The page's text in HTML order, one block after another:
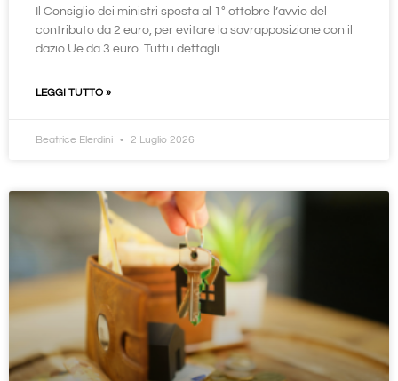
Il Consiglio dei ministri sposta al 1° ottobre l’avvio del
contributo da 2 euro, per evitare la sovrapposizione con il
dazio Ue da 3 euro. Tutti i dettagli.
LEGGI TUTTO »
Beatrice Elerdini 2 Luglio 2026